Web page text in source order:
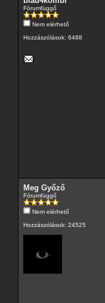
Fórumfüggő
Nem elérhető
Hozzászólások: 6488
Meg Győző
Fórumfüggő
Nem elérhető
Hozzászólások: 24525